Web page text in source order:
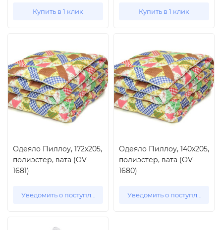
Купить в 1 клик Купить в 1 клик
Одеяло Пиллоу, 172x205,
полиэстер, вата (OV-
1681)
Уведомить о поступлении
Одеяло Пиллоу, 140x205,
полиэстер, вата (OV-
1680)
Уведомить о поступлении